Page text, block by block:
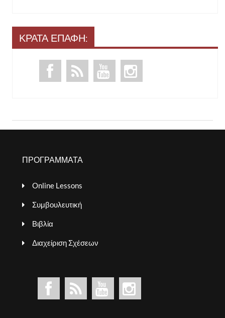
ΚΡΑΤΑ ΕΠΑΦΗ:
ΠΡΟΓΡΑΜΜΑΤΑ
Online Lessons
Συμβουλευτική
Βιβλία
Διαχείριση Σχέσεων